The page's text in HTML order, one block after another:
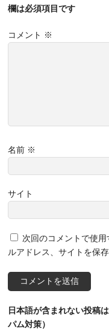
欄は必須項目です
コメント ※
名前 ※
サイト
次回のコメントで使
ルアドレス、サイトを保存
日本語が含まれない投稿
パム対策）